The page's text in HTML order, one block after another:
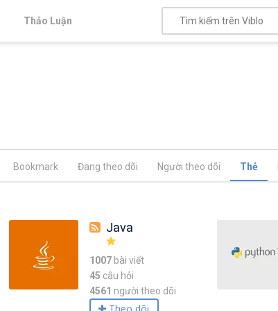
Thảo Luận
Bookmark Đang theo dõi Người theo dõi Thẻ
Java
1007bài viết
45 câu hỏi
4561 người theo dõi